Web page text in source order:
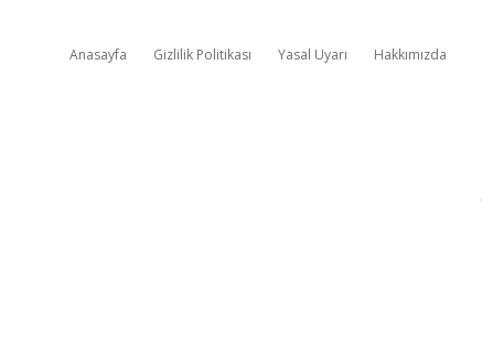
Anasayfa Gizlilik Politikası Yasal Uyarı Hakkımızda